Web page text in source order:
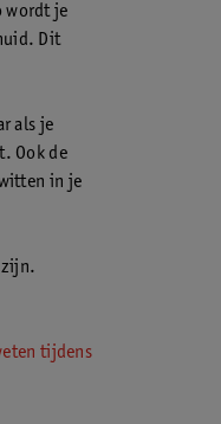
wordt je
Dit
als je
Ook de
in je
tijdens